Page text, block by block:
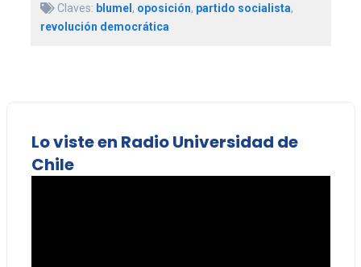
Claves: blumel, oposición, partido socialista,
revolución democrática
Lo viste en Radio Universidad de
Chile